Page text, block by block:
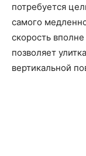
потребуется
самого
скорость
позволяет
вертикальной